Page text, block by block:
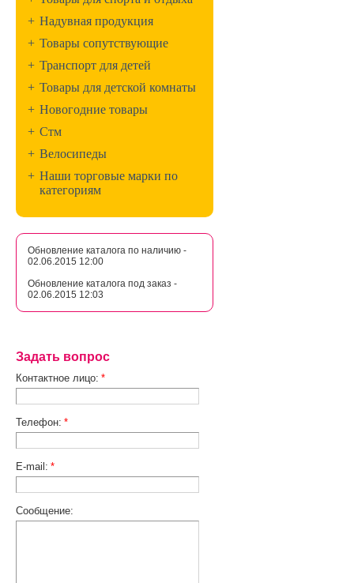
+ Надувная продукция
+ Товары сопутствующие
+ Транспорт для детей
+ Товары для детской комнаты
+ Новогодние товары
+ Стм
+ Велосипеды
+ Наши торговые марки по
категориям
Обновление каталога по наличию -
02.06.2015 12:00
Обновление каталога под заказ -
02.06.2015 12:03
Задать вопрос
Контактное лицо: *
Телефон: *
E-mail: *
Сообщение: